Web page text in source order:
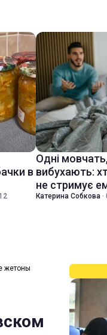
в
Одні
вибухають:
не стримує
Катерина Собкова ·
жетоны